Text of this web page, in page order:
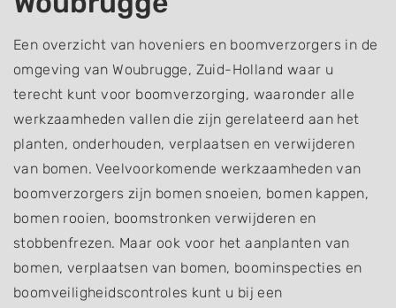
Een overzicht van hoveniers en boomverzorgers in de
omgeving van Woubrugge, Zuid-Holland waar u
terecht kunt voor boomverzorging, waaronder alle
werkzaamheden vallen die zijn gerelateerd aan het
planten, onderhouden, verplaatsen en verwijderen
van bomen. Veelvoorkomende werkzaamheden van
boomverzorgers zijn bomen snoeien, bomen kappen,
bomen rooien, boomstronken verwijderen en
stobbenfrezen. Maar ook voor het aanplanten van
bomen, verplaatsen van bomen, boominspecties en
boomveiligheidscontroles kunt u bij een